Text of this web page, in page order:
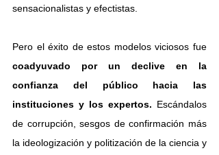
sensacionalistas y efectistas.
Pero el éxito de estos modelos viciosos fue
coadyuvado por un declive en la
confianza del público hacia las
instituciones y los expertos. Escándalos
de corrupción, sesgos de confirmación más
la ideologización y politización de la ciencia y